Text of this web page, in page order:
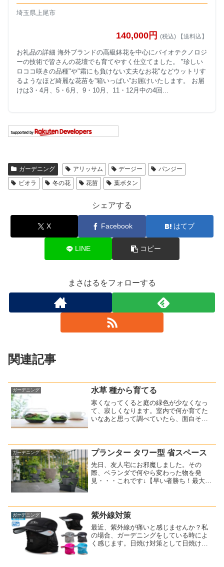
埼玉県上尾市
140,000円 (税込) 【送料込】
お礼品の詳細 海外ブランドの高級鉢花を中心にバイオテクノロジ
ーの技術で皆さんの花壇でも育てやすく仕立てました。 "珍しい
ロココ咲きの品種"や"霜にも負けない丈夫なお花"などウットリす
るようなほど綺麗な花苗を”箱いっぱい”お届けいたします。 お届
けは3・4月、5・6月、9・10月、11・12月中の4回...
ガーデニング アリッサム デージー
パンジー
ビオラ
冬の花 花苗 葉ボタン
シェアする
X Facebook はてブ
LINE コピー
まさはるをフォローする
関連記事
ガーデニング 水草 種から育てる
寒くなってくると庭の緑色が少なくなっ
て、寂しくなります。室内で何か育てた
いなあと思って調べていたら、面白そう
ら育てるなんて考えたこと...
ガーデニング プランター タワー型 省スペース
先日、友人宅にお邪魔しました。その
際、ベランダで何やら変わった物を発
見・・・これです↓【早い者勝ち！最大
POTATO」 オーストリア発、省スペース
で効率よく家庭菜...
ガーデニング 紫外線対策
最近、紫外線が痛いと感じませんか？私
の場合、ガーデニングをしている時によ
く感じます。日焼け対策として日焼け止